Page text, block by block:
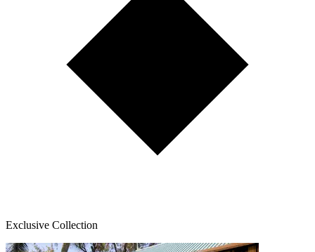
Exclusive Collection